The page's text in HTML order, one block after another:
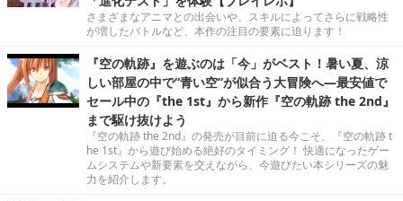
さまざまなアニマとの出会いや、スキルによってさらに戦略性
が増したバトルなど、本作の注目の要素に迫ります！
『空の軌跡』を遊ぶのは「今」がベスト！暑い夏、涼
しい部屋の中で“青い空”が似合う大冒険へ―最安値で
セール中の『the 1st』から新作『空の軌跡 the 2nd』
まで駆け抜けよう
『空の軌跡 the 2nd』の発売が目前に迫る今こそ、『空の軌跡 t
he 1st』から遊び始める絶好のタイミング！ 快適になったゲー
ムシステムや新要素を交えながら、今遊びたい本シリーズの魅
力を紹介します。